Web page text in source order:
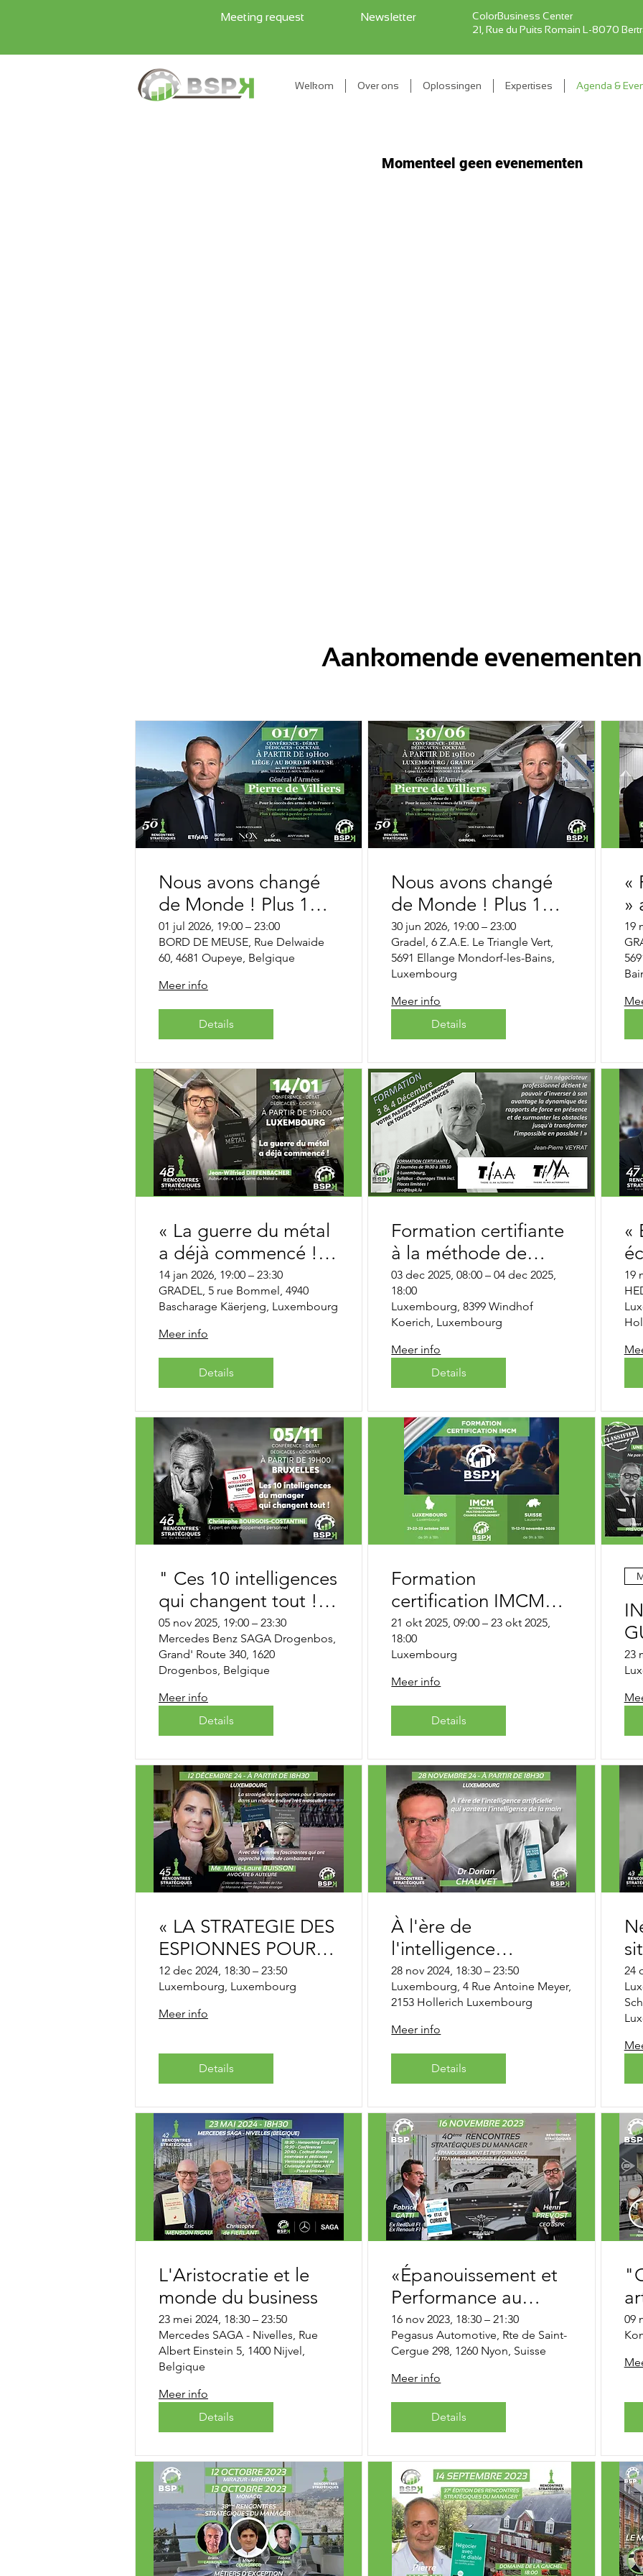
Meeting request Newsletter
ColorBusiness Center
21, Rue du Puits Romain L-8070
Welkom Over ons Oplossingen Expertises Agenda &
Momenteel geen evenementen
Aankomende evenementen
Nous avons changé
de Monde ! Plus 1
minute à perdre pour
remonter en
puissance ! avec le
Général Pierre de Vi...
(1)
01 jul 2026, 19:00 – 23:00
BORD DE MEUSE, Rue Delwaide
60, 4681 Oupeye, Belgique
Meer info
Details
Nous avons changé
de Monde ! Plus 1
minute à perdre pour
remonter en
puissance ! avec le
Général Pierre de
Villiers
30 jun 2026, 19:00 – 23:00
Gradel, 6 Z.A.E. Le Triangle Vert,
5691 Ellange Mondorf-les-Bains,
Luxembourg
Meer info
Details
«
»
19
« La guerre du métal
a déjà commencé ! »
avec Jean-Wilfried
Diefenbacher
14 jan 2026, 19:00 – 23:30
GRADEL, 5 rue Bommel, 4940
Bascharage Käerjeng, Luxembourg
Meer info
Details
Formation certifiante
à la méthode de
négociation "TINA"
03 dec 2025, 08:00 – 04 dec 2025,
18:00
Luxembourg, 8399 Windhof
Koerich, Luxembourg
Meer info
Details
«
»
19
" Ces 10 intelligences
qui changent tout ! "
Christophe Bourgois -
Costantini
05 nov 2025, 19:00 – 23:30
Mercedes Benz SAGA Drogenbos,
Grand' Route 340, 1620
Drogenbos, Belgique
Meer info
Details
Formation
certification IMCM
LUXEMBOURG
21 okt 2025, 09:00 – 23 okt 2025,
18:00
Luxembourg
Meer info
Details
23
« LA STRATEGIE DES
ESPIONNES POUR
S’IMPOSER DANS
UN MONDE
ENCORE TRÈS
12 dec 2024, 18:30 – 23:50
Luxembourg, Luxembourg
Meer info
Details
À l'ère de
l'intelligence
artificielle, qui
vantera l'intelligence
splendeur ?
28 nov 2024, 18:30 – 23:50
Luxembourg, 4 Rue Antoine Meyer,
2153 Hollerich Luxembourg
Meer info
Details
24
L'Aristocratie et le
monde du business
23 mei 2024, 18:30 – 23:50
Mercedes SAGA - Nivelles, Rue
Albert Einstein 5, 1400 Nijvel,
Belgique
Meer info
Details
«Épanouissement et
Performance au
travail : L’impossible
équation ?» 40e
Rencontres
Stratégiques du
Manager BSPK
16 nov 2023, 18:30 – 21:30
Pegasus Automotive, Rte de Saint-
Cergue 298, 1260 Nyon, Suisse
Meer info
Details
09